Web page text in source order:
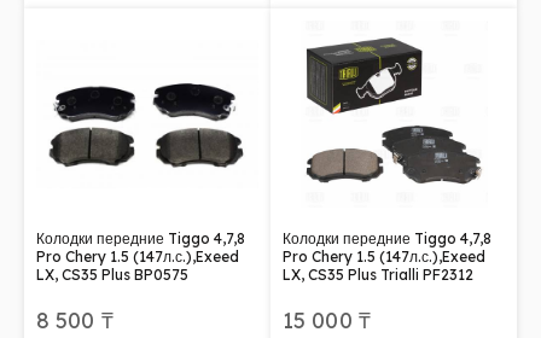
Колодки передние Tiggo 4,7,8
Pro Chery 1.5 (147л.с.),Exeed
LX, CS35 Plus BP0575
8 500 ₸
Колодки передние Tiggo 4,7,8
Pro Chery 1.5 (147л.с.),Exeed
LX, CS35 Plus Trialli PF2312
15 000 ₸